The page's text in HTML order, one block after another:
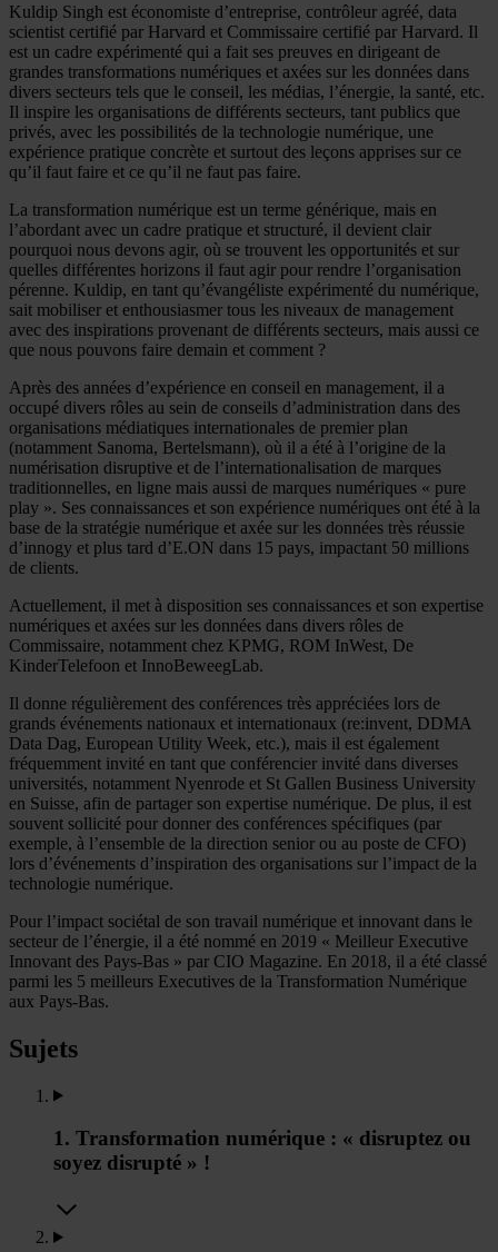
Kuldip Singh est économiste d’entreprise, contrôleur agréé, data
scientist certifié par Harvard et Commissaire certifié par Harvard. Il
est un cadre expérimenté qui a fait ses preuves en dirigeant de
grandes transformations numériques et axées sur les données dans
divers secteurs tels que le conseil, les médias, l’énergie, la santé, etc.
Il inspire les organisations de différents secteurs, tant publics que
privés, avec les possibilités de la technologie numérique, une
expérience pratique concrète et surtout des leçons apprises sur ce
qu’il faut faire et ce qu’il ne faut pas faire.
La transformation numérique est un terme générique, mais en
l’abordant avec un cadre pratique et structuré, il devient clair
pourquoi nous devons agir, où se trouvent les opportunités et sur
quelles différentes horizons il faut agir pour rendre l’organisation
pérenne. Kuldip, en tant qu’évangéliste expérimenté du numérique,
sait mobiliser et enthousiasmer tous les niveaux de management
avec des inspirations provenant de différents secteurs, mais aussi ce
que nous pouvons faire demain et comment ?
Après des années d’expérience en conseil en management, il a
occupé divers rôles au sein de conseils d’administration dans des
organisations médiatiques internationales de premier plan
(notamment Sanoma, Bertelsmann), où il a été à l’origine de la
numérisation disruptive et de l’internationalisation de marques
traditionnelles, en ligne mais aussi de marques numériques « pure
play ». Ses connaissances et son expérience numériques ont été à la
base de la stratégie numérique et axée sur les données très réussie
d’innogy et plus tard d’E.ON dans 15 pays, impactant 50 millions
de clients.
Actuellement, il met à disposition ses connaissances et son expertise
numériques et axées sur les données dans divers rôles de
Commissaire, notamment chez KPMG, ROM InWest, De
KinderTelefoon et InnoBeweegLab.
Il donne régulièrement des conférences très appréciées lors de
grands événements nationaux et internationaux (re:invent, DDMA
Data Dag, European Utility Week, etc.), mais il est également
fréquemment invité en tant que conférencier invité dans diverses
universités, notamment Nyenrode et St Gallen Business University
en Suisse, afin de partager son expertise numérique. De plus, il est
souvent sollicité pour donner des conférences spécifiques (par
exemple, à l’ensemble de la direction senior ou au poste de CFO)
lors d’événements d’inspiration des organisations sur l’impact de la
technologie numérique.
Pour l’impact sociétal de son travail numérique et innovant dans le
secteur de l’énergie, il a été nommé en 2019 « Meilleur Executive
Innovant des Pays-Bas » par CIO Magazine. En 2018, il a été classé
parmi les 5 meilleurs Executives de la Transformation Numérique
aux Pays-Bas.
Sujets
1. Transformation numérique : « disruptez ou
soyez disrupté » !